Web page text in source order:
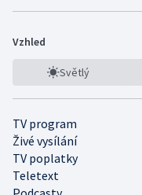
Vzhled
Světlý
TV program
Živé vysílání
TV poplatky
Teletext